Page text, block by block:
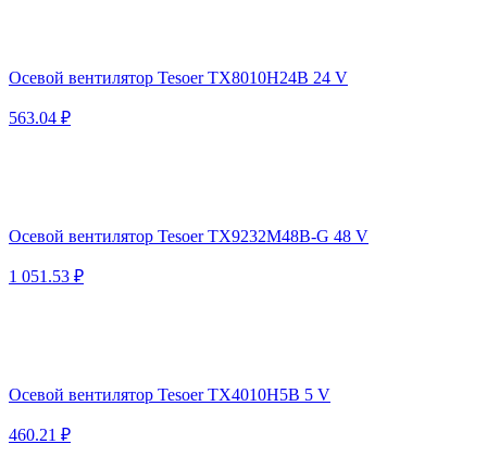
Осевой вентилятор Tesoer TX8010H24B 24 V
563.04 ₽
Осевой вентилятор Tesoer TX9232M48B-G 48 V
1 051.53 ₽
Осевой вентилятор Tesoer TX4010H5B 5 V
460.21 ₽